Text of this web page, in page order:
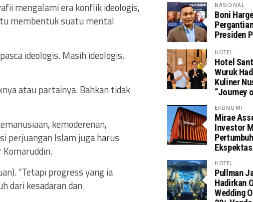
mengalami era konflik ideologis,
membentuk suatu mental
ideologis. Masih ideologis,
atau partainya. Bahkan tidak
kemoderenan,
perjuangan Islam juga harus
Komaruddin.
“Tetapi progress yang ia
dari kesadaran dan
NASIONAL
Boni
Presiden
HOTEL
Hotel
Wuruk
Kuliner
“Journey
EKONOMI
Mirae
Investor
HOTEL
Pullman
Hadirkan
Wedding